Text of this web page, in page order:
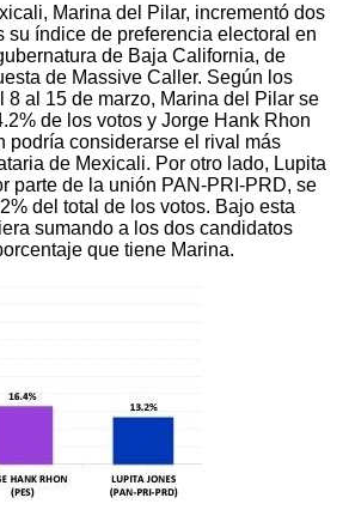
Marina del Pilar, incrementó dos
su índice de preferencia electoral en
de Baja California, de
de Massive Caller. Según los
8 al 15 de marzo, Marina del Pilar se
de los votos y Jorge Hank Rhon
podría considerarse el rival más
de Mexicali. Por otro lado, Lupita
parte de la unión PAN-PRI-PRD, se
del total de los votos. Bajo esta
sumando a los dos candidatos
que tiene Marina.